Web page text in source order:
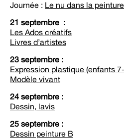
Journée : Le nu dans la peinture
21 septembre :
Les Ados créatifs
Livres d’artistes
23 septembre :
Expression plastique (enfants
Modèle vivant
24 septembre :
Dessin, lavis
25 septembre :
Dessin peinture B